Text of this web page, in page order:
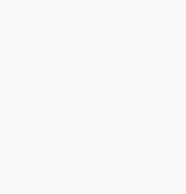
IA (número